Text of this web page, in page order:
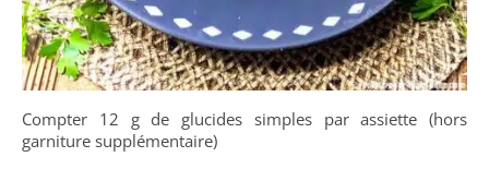
Compter 12 g de glucides simples par assiette (hors
garniture supplémentaire)